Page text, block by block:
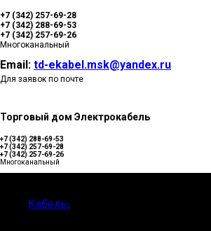
+7 (342) 257-69-28
+7 (342) 288-69-53
+7 (342) 257-69-26
Многоканальный
Email: td-ekabel.msk@yandex.ru
Для заявок по почте
Торговый дом Электрокабель
+7 (342) 288-69-53
+7 (342) 257-69-28
+7 (342) 257-69-26
Многоканальный
Кабель